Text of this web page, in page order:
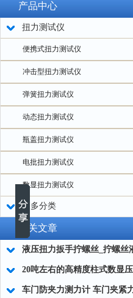
产品中心
扭力测试仪
便携式扭力测试仪
冲击型扭力测试仪
弹簧扭力测试仪
动态扭力测试仪
瓶盖扭力测试仪
电批扭力测试仪
数显扭力测试仪
更多分类
相关文章